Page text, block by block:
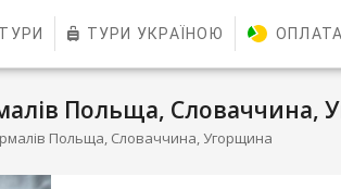
ТУРИ УКРАЇНОЮ
Польща, Словаччина,
Польща, Словаччина, Угорщина